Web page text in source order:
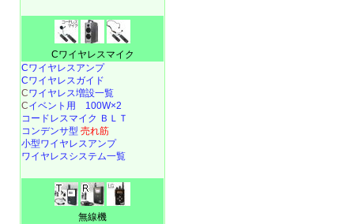
Cワイヤレスマイク
Cワイヤレスアンプ
Cワイヤレスガイド
Cワイヤレス増設一覧
Cイベント用 100W×2
コードレスマイク ＢＬＴ
コンデンサ型 売れ筋
小型ワイヤレスアンプ
ワイヤレスシステム一覧
無線機